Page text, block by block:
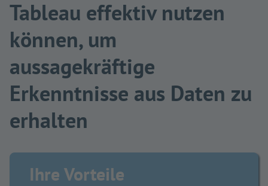
Tableau effektiv nutzen
können, um
aussagekräftige
Erkenntnisse aus Daten zu
erhalten
Ihre Vorteile